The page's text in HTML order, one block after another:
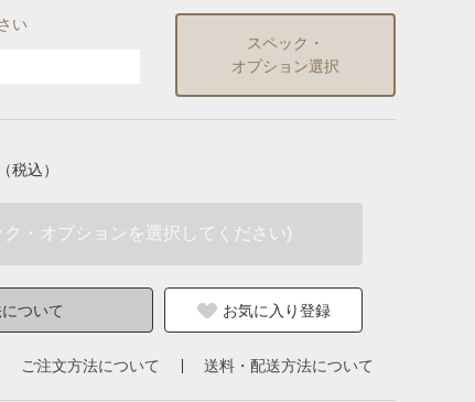
い
スペック・
オプション選択
（税込）
・オプションを選択してください)
ついて お気に入り登録
ご注文方法について 送料・配送方法について